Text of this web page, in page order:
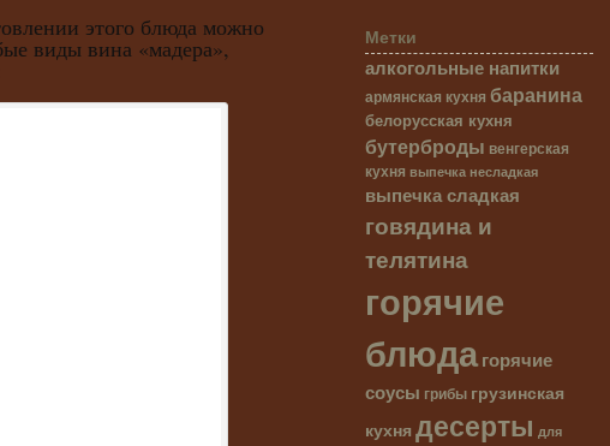
этого блюда можно
виды вина «мадера», Метки
алкогольные напитки
армянская кухня баранина
белорусская кухня
бутерброды венгерская
кухня выпечка несладкая
выпечка сладкая
говядина и
телятина
горячие
блюдагорячие
соусы грибы грузинская
кухня десерты для